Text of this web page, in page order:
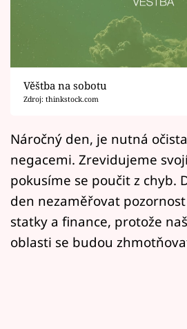
Horoskopy
Sledujte prima+
Filmový festival Karlovy
Mámy sobě
Přihlášení
Věštba na sobotu
Zdroj: thinkstock.com
Náročný den, je nutná
negacemi. Zrevidujeme
pokusíme se poučit z chyb.
den nezaměřovat
statky a finance, protože
oblasti se budou